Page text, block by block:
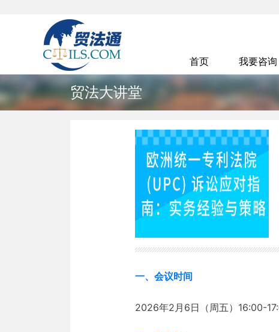
首页 我要咨询
贸法大讲堂
一、会议时间
2026年2月6日（周五）16:00-